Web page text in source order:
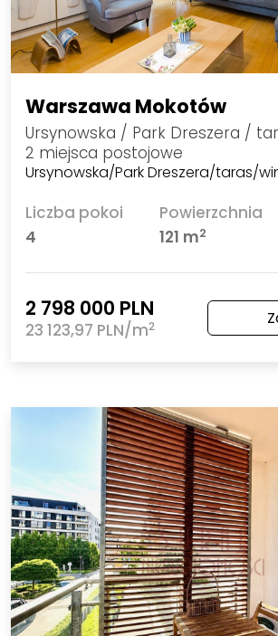
Warszawa Mokotów
Ursynowska / Park Dreszera /
2 miejsca postojowe
Ursynowska/Park Dreszera/taras/
Liczba pokoi
4
Powierzchnia
121 m2
2 798 000 PLN
23 123,97 PLN/m2